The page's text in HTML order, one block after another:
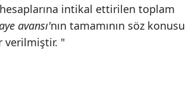
intikal ettirilen toplam
avansı'nın tamamının söz konusu
verilmiştir. "